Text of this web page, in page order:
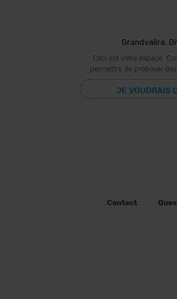
Grandvalira.
Ceci est votre espace.
permettre de proposer des
JE VOUDRAIS
Contact